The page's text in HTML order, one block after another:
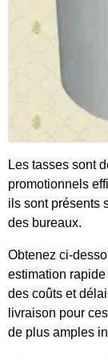
Les tasses sont
promotionnels
ils sont présents
des bureaux.
Obtenez ci-
estimation
des coûts et
livraison pour
de plus amples